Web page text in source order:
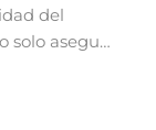
del
solo asegu…